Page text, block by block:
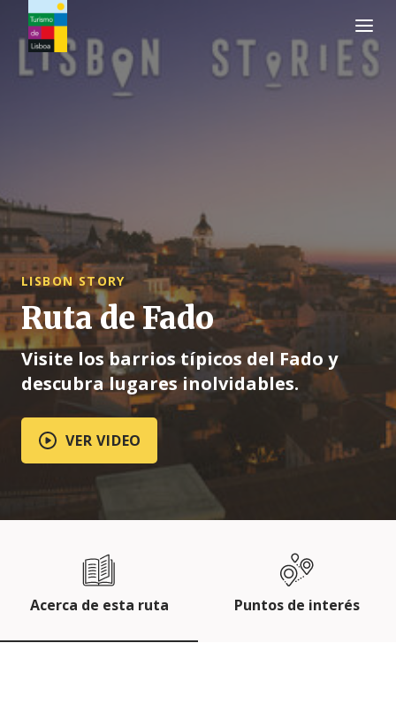
Logo de Turismo de Lisboa
LISBON STORY
Ruta de Fado
Visite los barrios típicos del Fado y
descubra lugares inolvidables.
VER VIDEO
Acerca de esta ruta Puntos de interés